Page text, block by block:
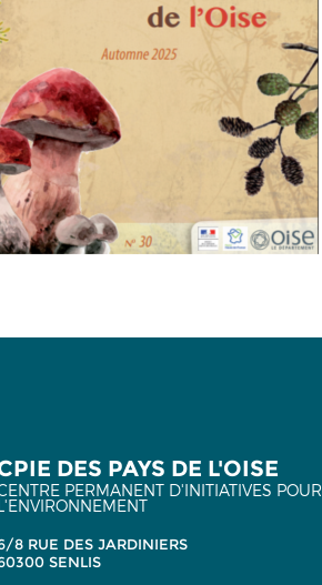
DES PAYS DE L'OISE
PERMANENT D'INITIATIVES POUR
8 RUE DES JARDINIERS
SENLIS